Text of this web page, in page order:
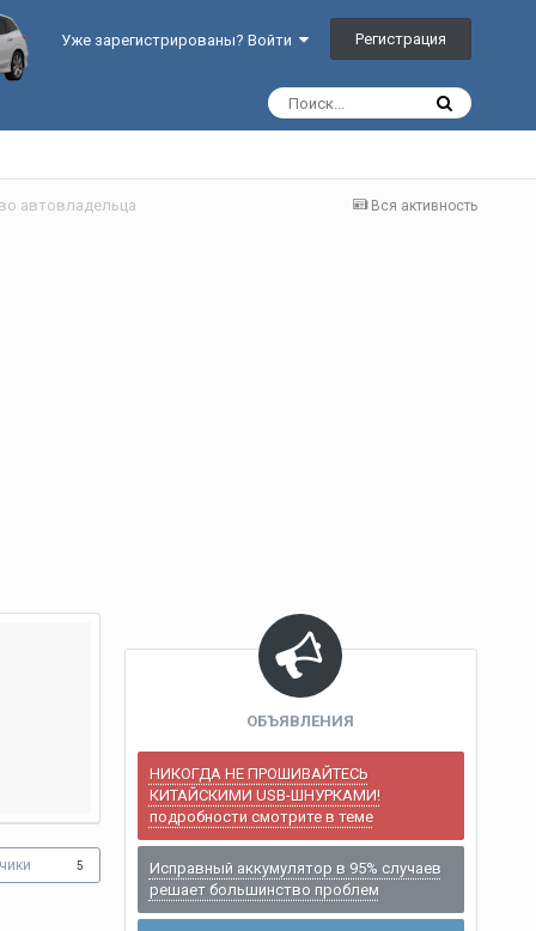
Уже зарегистрированы? Войти Регистрация
Вся активность
автовладельца
5
ОБЪЯВЛЕНИЯ
НИКОГДА НЕ ПРОШИВАЙТЕСЬ
КИТАЙСКИМИ USB-ШНУРКАМИ!
подробности смотрите в теме
Исправный аккумулятор в 95% случаев
решает большинство проблем